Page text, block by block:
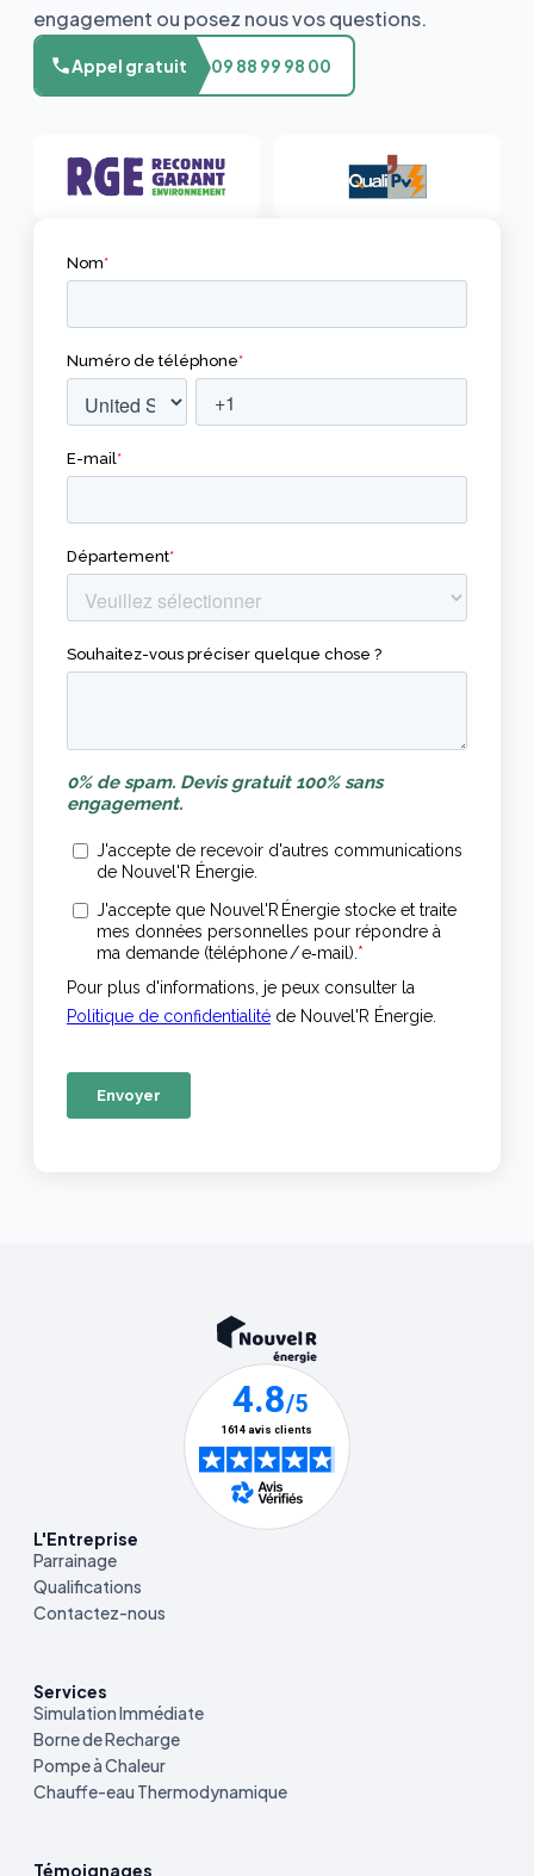
engagement ou posez nous vos questions.
Appel gratuit 09 88 99 98 00
L'Entreprise
Parrainage
Qualifications
Contactez-nous
Services
Simulation Immédiate
Borne de Recharge
Pompe à Chaleur
Chauffe-eau Thermodynamique
Témoignages